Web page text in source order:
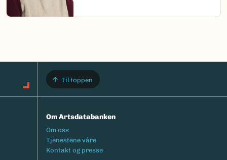
Til toppen
Om Artsdatabanken
Footermeny
Om oss
Tjenestene våre
Kontakt og presse